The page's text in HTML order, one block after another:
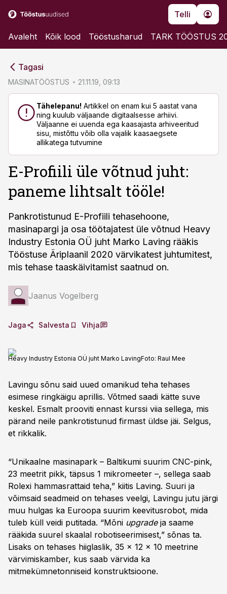
Telli
Avaleht Kõik lood Tööstusharud TARK TÖÖSTUS
Tagasi
MASINATÖÖSTUS 21.11.19, 09:13
Tähelepanu! Artikkel on enam kui 5 aastat vana
ning kuulub väljaande digitaalsesse arhiivi.
Väljaanne ei uuenda ega kaasajasta arhiveeritud
sisu, mistõttu võib olla vajalik kaasaegsete
allikatega tutvumine
E-Profiili üle võtnud juht:
paneme lihtsalt tööle!
Pankrotistunud E-Profiili tehasehoone,
masinapargi ja osa töötajatest üle võtnud Heavy
Industry Estonia OÜ juht Marko Laving rääkis
Tööstuse Äriplaanil 2020 värvikatest juhtumitest,
mis tehase taaskäivitamist saatnud on.
Jaanus Vogelberg
Jaga Salvesta Vihja
Heavy Industry Estonia OÜ juht Marko LavingFoto: Raul Mee
Lavingu sõnu said uued omanikud teha tehases
esimese ringkäigu aprillis. Võtmed saadi kätte suve
keskel. Esmalt prooviti ennast kurssi viia sellega, mis
pärand neile pankrotistunud firmast üldse jäi. Selgus,
et rikkalik.
“Unikaalne masinapark – Baltikumi suurim CNC-pink,
23 meetrit pikk, täpsus 1 mikromeeter –, sellega saab
Rolexi hammasrattaid teha,” kiitis Laving. Suuri ja
võimsaid seadmeid on tehases veelgi, Lavingu jutu järgi
muu hulgas ka Euroopa suurim keevitusrobot, mida
tuleb küll veidi putitada. “Mõni upgrade ja saame
rääkida suurel skaalal robotiseerimisest,” sõnas ta.
Lisaks on tehases hiiglaslik, 35 × 12 × 10 meetrine
värvimiskamber, kus saab värvida ka
mitmekümnetonniseid konstruktsioone.